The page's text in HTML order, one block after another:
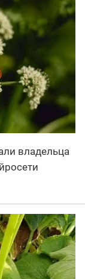
владельца